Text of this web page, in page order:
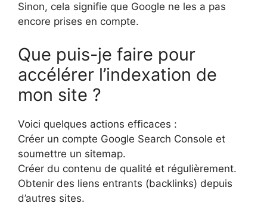
Sinon, cela signifie que Google ne les a pas
encore prises en compte.
Que puis-je faire pour
accélérer l’indexation de
mon site ?
Voici quelques actions efficaces :
Créer un compte Google Search Console et
soumettre un sitemap.
Créer du contenu de qualité et régulièrement.
Obtenir des liens entrants (backlinks) depuis
d’autres sites.